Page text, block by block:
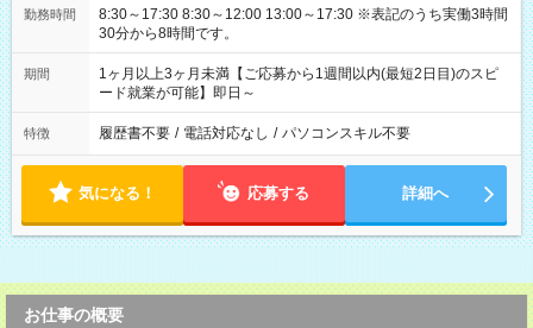
勤務時間
8:30～17:30 8:30～12:00 13:00～17:30 ※表記のうち実働3時間
30分から8時間です。
期間
1ヶ月以上3ヶ月未満【ご応募から1週間以内(最短2日目)のスピ
ード就業が可能】即日～
特徴 履歴書不要 / 電話対応なし / パソコンスキル不要
気になる！ 応募する 詳細へ
お仕事の概要